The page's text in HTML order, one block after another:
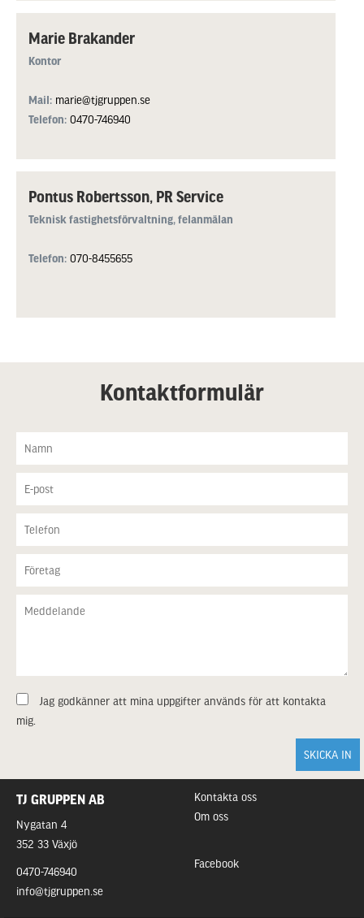
Marie Brakander
Kontor
Mail: marie@tjgruppen.se
Telefon: 0470-746940
Pontus Robertsson, PR Service
Teknisk fastighetsförvaltning, felanmälan
Telefon: 070-8455655
Kontaktformulär
Jag godkänner att mina uppgifter används för att kontakta
mig.
TJ GRUPPEN AB
Nygatan 4
352 33 Växjö
0470-746940
info@tjgruppen.se
Kontakta oss
Om oss
Facebook